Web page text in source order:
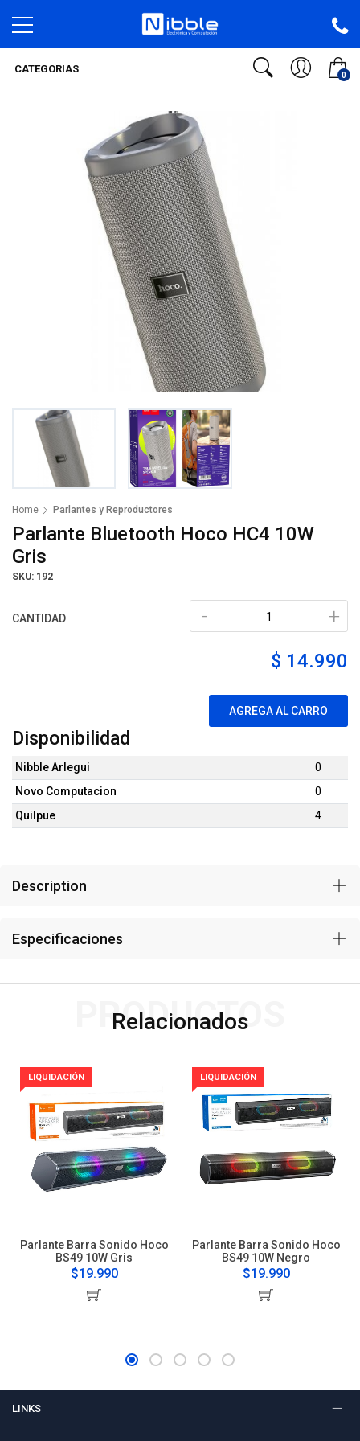
0
CATEGORIAS
Home Parlantes y Reproductores
Parlante Bluetooth Hoco HC4 10W
Gris
SKU: 192
CANTIDAD +
-
$ 14.990
AGREGA AL CARRO
Disponibilidad
Nibble Arlegui
0
Novo Computacion
0
Quilpue
4
Description
Especificaciones
Relacionados
PRODUCTOS
LIQUIDACIÓN
Parlante Barra Sonido Hoco
BS49 10W Gris
$19.990
LIQUIDACIÓN
Parlante Barra Sonido Hoco
BS49 10W Negro
$19.990
LINKS